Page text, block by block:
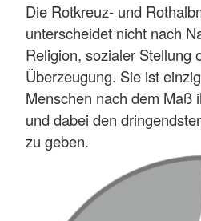
Die Rotkreuz- und
unterscheidet nicht nach
Religion, sozialer Stellung
Überzeugung. Sie ist
Menschen nach dem Maß
und dabei den
zu geben.